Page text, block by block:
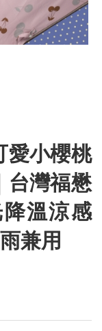
愛小櫻桃
台灣福懋
溫涼感
兼用